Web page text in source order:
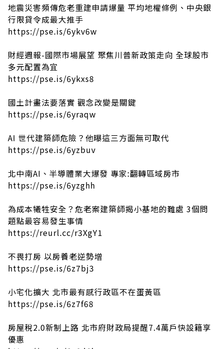
地震災害頻傳危老重建申請爆量 平均地權條例、中央銀
行限貸令成最大推手
https://pse.is/6ykv6w
財經週報-國際市場展望 聚焦川普新政策走向 全球股市
多元配置為宜
https://pse.is/6ykxs8
國土計畫法要落實 觀念改變是關鍵
https://pse.is/6yraqw
AI 世代建築師危險？他曝這三方面無可取代
https://pse.is/6yzbuv
北中南AI、半導體業大爆發 專家:翻轉區域房市
https://pse.is/6yzghh
為成本犧牲安全？危老案建築師揭小基地的難處 3個問
題點最容易發生事情
https://reurl.cc/r3XgY1
不畏打房 以房養老逆勢增
https://pse.is/6z7bj3
小宅化擴大 北市最有感行政區不在蛋黃區
https://pse.is/6z7f68
房屋稅2.0新制上路 北市府財政局提醒7.4萬戶快設籍享
優惠